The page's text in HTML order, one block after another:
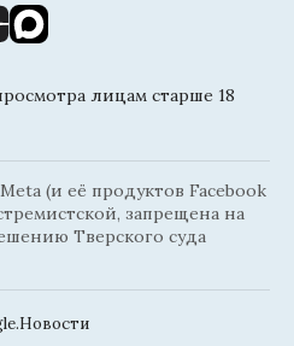
лицам старше 18
(и её продуктов Facebook
запрещена на
Тверского суда